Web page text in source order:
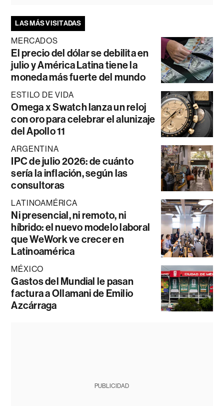
LAS MÁS VISITADAS
MERCADOS
El precio del dólar se debilita en
julio y América Latina tiene la
moneda más fuerte del mundo
ESTILO DE VIDA
Omega x Swatch lanza un reloj
con oro para celebrar el alunizaje
del Apollo 11
ARGENTINA
IPC de julio 2026: de cuánto
sería la inflación, según las
consultoras
LATINOAMÉRICA
Ni presencial, ni remoto, ni
híbrido: el nuevo modelo laboral
que WeWork ve crecer en
Latinoamérica
MÉXICO
Gastos del Mundial le pasan
factura a Ollamani de Emilio
Azcárraga
PUBLICIDAD